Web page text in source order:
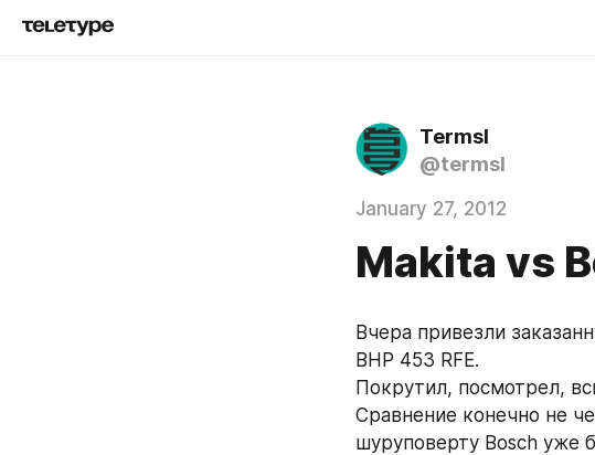
Termsl
@termsl
January 27, 2012
Makita vs
Вчера привезли
BHP 453 RFE.
Покрутил, посмотрел,
Сравнение конечно не
шуруповерту Bosch уже